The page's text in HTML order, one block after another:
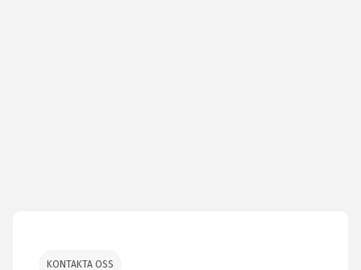
KONTAKTA OSS